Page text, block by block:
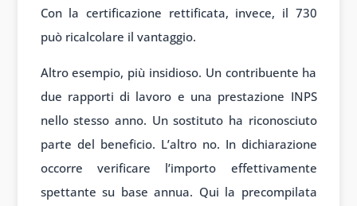
Con la certificazione rettificata, invece, il 730
può ricalcolare il vantaggio.
Altro esempio, più insidioso. Un contribuente ha
due rapporti di lavoro e una prestazione INPS
nello stesso anno. Un sostituto ha riconosciuto
parte del beneficio. L’altro no. In dichiarazione
occorre verificare l’importo effettivamente
spettante su base annua. Qui la precompilata